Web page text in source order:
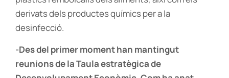
derivats dels productes químics per a la
desinfecció.
-Des del primer moment han mantingut
reunions de la Taula estratègica de